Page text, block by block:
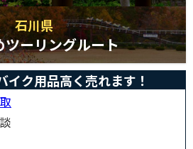
石川県
ツーリングルート
イク用品高く売れます！